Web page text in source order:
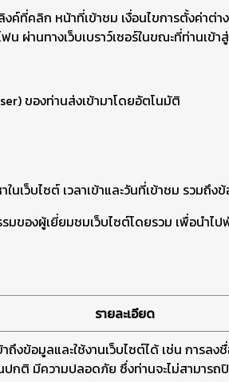
ค์ที่คลิก หน้าที่เข้าชม เงื่อนไขการตั้งค่าต่
ผ่านทางเว็บเบราว์เซอร์ในขณะที่ท่านเข้า
ของท่านส่งเข้ามาโดยอัตโนมัติ
เว็บไซต์ เวลาเข้าและวันที่เข้าชม รวมถึ
มของผู้เยี่ยมชมเว็บไซต์โดยรวม เพื่อนำ
รายละเอียด
ถึงข้อมูลและใช้งานเว็บไซต์ได้ เช่น การลง
ปกติ มีความปลอดภัย ซึ่งท่านจะไม่สามารถ